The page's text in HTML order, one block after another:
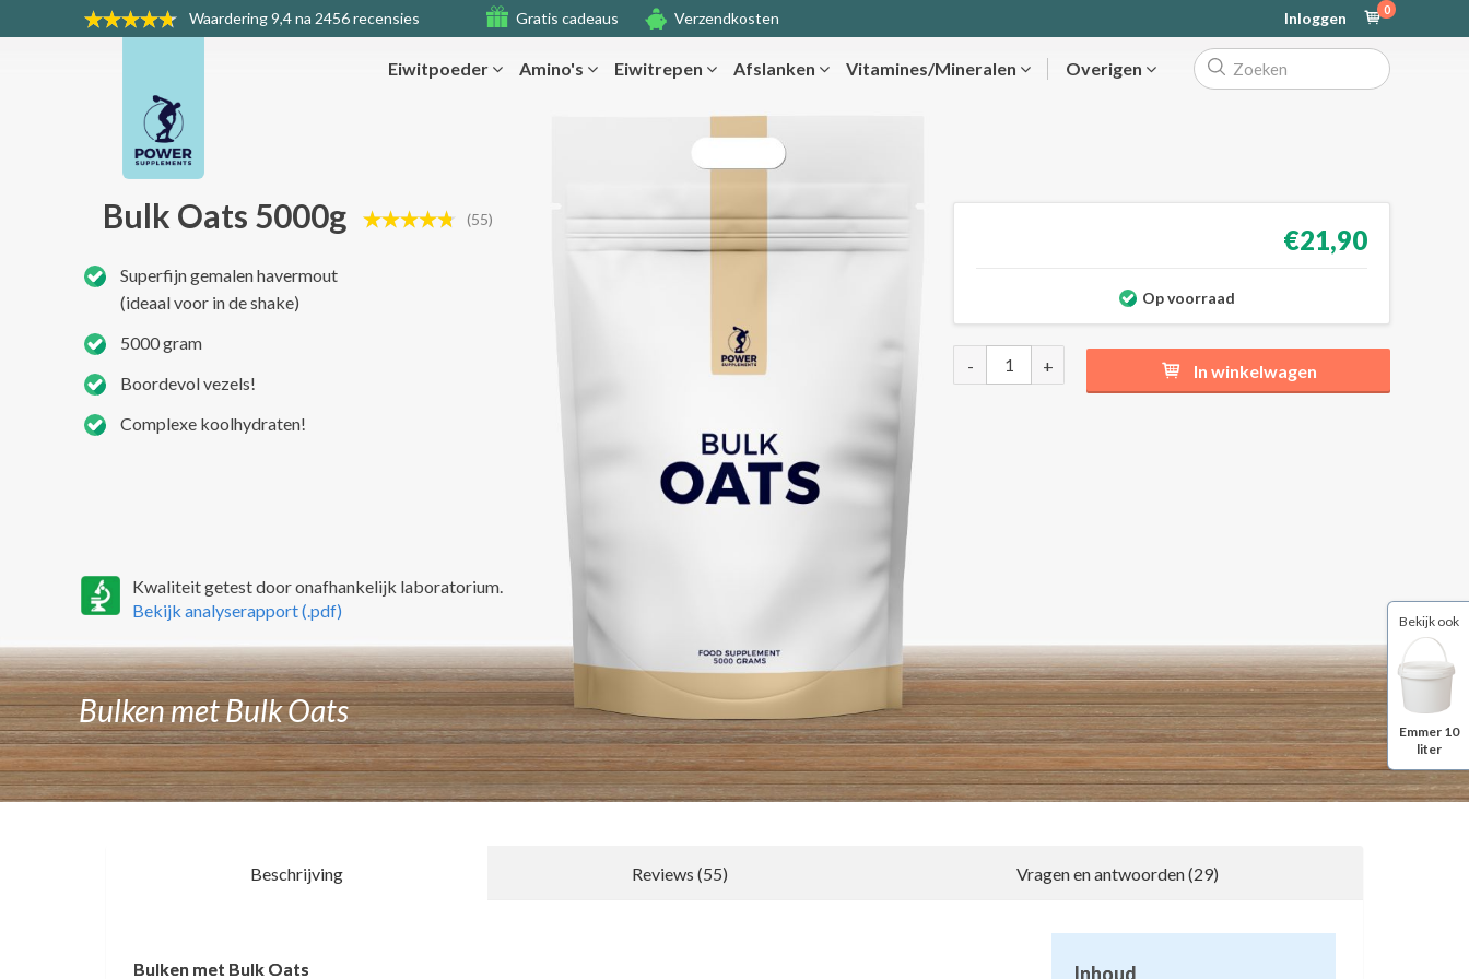
Waardering9,4 na 2456 recensies Gratis cadeaus Verzendkosten Inloggen 0
Eiwitpoeder Amino's Eiwitrepen Afslanken Vitamines/Mineralen Overigen
Bulk Oats 5000g (55)
Superfijn gemalen havermout
(ideaal voor in de shake)
5000 gram
Boordevol vezels!
Complexe koolhydraten!
Kwaliteit getest door onafhankelijk laboratorium.
Bekijk analyserapport (.pdf)
Bulken met Bulk Oats
€21,90
Op voorraad
- + In winkelwagen
Beschrijving Reviews (55) Vragen en antwoorden (29)
Inhoud
Bulken met Bulk Oats
Bekijk ook
Emmer 10
liter